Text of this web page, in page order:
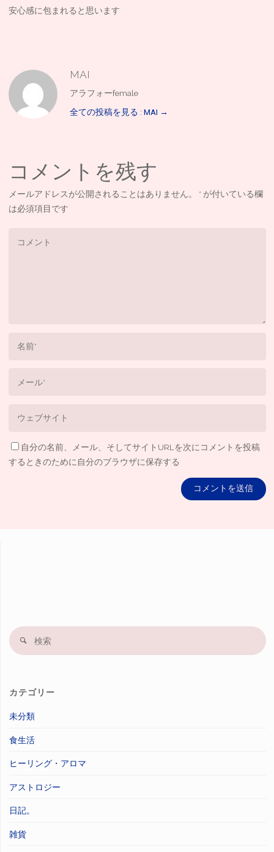
安心感に包まれると思います
MAI
アラフォーfemale
全ての投稿を見る : MAI →
コメントを残す
メールアドレスが公開されることはありません。 * が付いている欄
は必須項目です
自分の名前、メール、そしてサイトURLを次にコメントを投稿
するときのために自分のブラウザに保存する
検
カテゴリー
未分類
食生活
ヒーリング・アロマ
アストロジー
日記。
雑貨